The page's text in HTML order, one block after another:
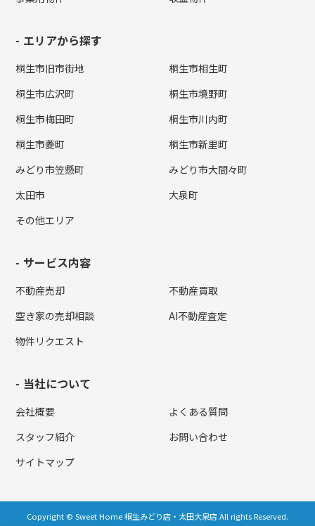
エリアから探す
桐生市旧市街地
桐生市相生町
桐生市広沢町
桐生市境野町
桐生市梅田町
桐生市川内町
桐生市菱町
桐生市新里町
みどり市笠懸町
みどり市大間々町
太田市
大泉町
その他エリア
サービス内容
不動産売却
不動産買取
空き家の売却相談
AI不動産査定
物件リクエスト
当社について
会社概要
よくある質問
スタッフ紹介
お問い合わせ
サイトマップ
Copyright © Sweet Home 桐生みどり店・太田大泉店 All rights Reserved.